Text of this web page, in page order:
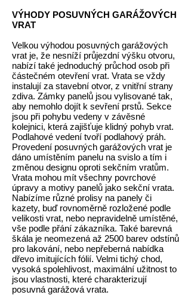
VÝHODY POSUVNÝCH GARÁŽOVÝCH
VRAT
Velkou výhodou posuvných garážových
vrat je, že nesníží průjezdní výšku otvoru,
nabízí také jednoduchý průchod osob při
částečném otevření vrat. Vrata se vždy
instalují za stavební otvor, z vnitřní strany
zdiva. Zámky panelů jsou vylisované tak,
aby nemohlo dojít k sevření prstů. Sekce
jsou při pohybu vedeny v závěsné
kolejnici, která zajišťuje klidný pohyb vrat.
Podlahové vedení tvoří podlahový práh.
Provedení posuvných garážových vrat je
dáno umístěním panelu na svislo a tím i
změnou designu oproti sekčním vratům.
Vrata mohou mít všechny povrchové
úpravy a motivy panelů jako sekční vrata.
Nabízíme různé prolisy na panely či
kazety, buď rovnoměrně rozložené podle
velikosti vrat, nebo nepravidelně umístěné,
vše podle přání zákazníka. Také barevná
škála je neomezená až 2500 barev odstínů
pro lakování, nebo nepřeberná nabídka
dřevo imitujících fólií. Velmi tichý chod,
vysoká spolehlivost, maximální užitnost to
jsou vlastnosti, které charakterizují
posuvná garážová vrata.